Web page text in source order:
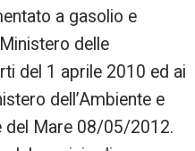
a gasolio e
delle
del 1 aprile 2010 ed ai
dell’Ambiente e
del Mare 08/05/2012.